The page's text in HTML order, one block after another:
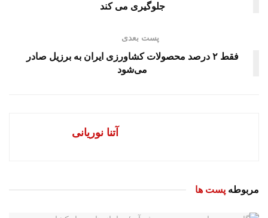
جلوگیری می کند
پست بعدی
فقط ۲ درصد محصولات کشاورزی ایران به برزیل صادر
می‌شود
آتنا نوریانی
مربوطه پست ها